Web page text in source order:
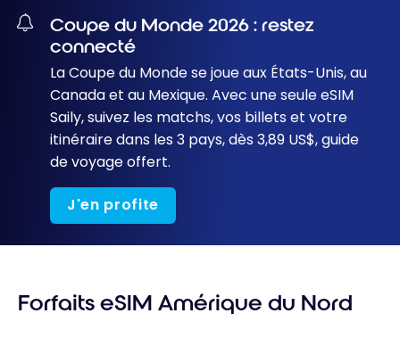
Coupe du Monde 2026 : restez
connecté
La Coupe du Monde se joue aux États-Unis, au
Canada et au Mexique. Avec une seule eSIM
Saily, suivez les matchs, vos billets et votre
itinéraire dans les 3 pays, dès 3,89 US$, guide
de voyage offert.
J'en profite
Forfaits eSIM Amérique du Nord